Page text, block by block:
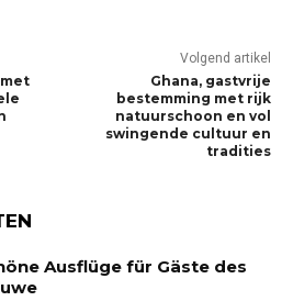
Volgend artikel
Ghana, gastvrije
bestemming met rijk
natuurschoon en vol
swingende cultuur en
tradities
Ausflüge für Gäste des